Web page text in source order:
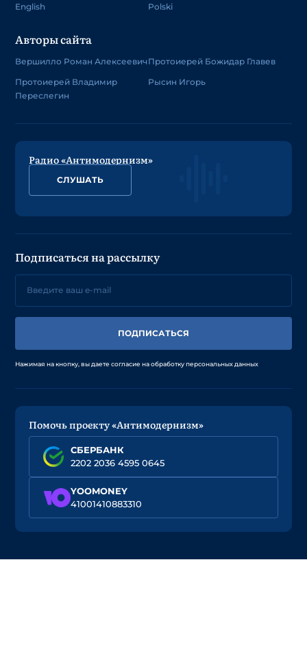
English
Polski
Авторы сайта
Вершилло Роман Алексеевич
Протоиерей Владимир
Переслегин
Протоиерей Божидар Главев
Рысин Игорь
Радио «Антимодернизм»
СЛУШАТЬ
Подписаться на рассылку
ПОДПИСАТЬСЯ
Нажимая на кнопку, вы даете согласие на обработку персональных данных
Помочь проекту «Антимодернизм»
СБЕРБАНК
2202 2036 4595 0645
YOOMONEY
41001410883310